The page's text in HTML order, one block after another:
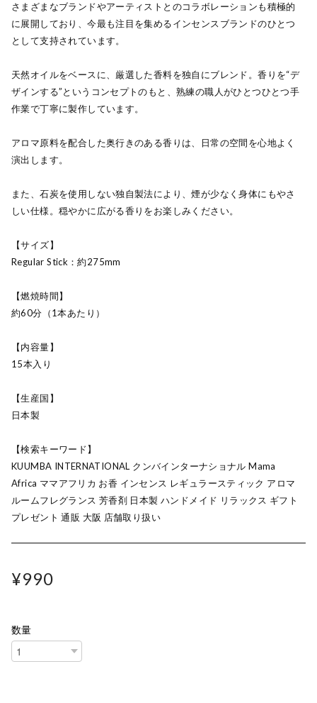
さまざまなブランドやアーティストとのコラボレーションも積極的
に展開しており、今最も注目を集めるインセンスブランドのひとつ
として支持されています。
天然オイルをベースに、厳選した香料を独自にブレンド。香りを“デ
ザインする”というコンセプトのもと、熟練の職人がひとつひとつ手
作業で丁寧に製作しています。
アロマ原料を配合した奥行きのある香りは、日常の空間を心地よく
演出します。
また、石炭を使用しない独自製法により、煙が少なく身体にもやさ
しい仕様。穏やかに広がる香りをお楽しみください。
【サイズ】
Regular Stick：約275mm
【燃焼時間】
約60分（1本あたり）
【内容量】
15本入り
【生産国】
日本製
【検索キーワード】
KUUMBA INTERNATIONAL クンバインターナショナル Mama
Africa ママアフリカ お香 インセンス レギュラースティック アロマ
ルームフレグランス 芳香剤 日本製 ハンドメイド リラックス ギフト
プレゼント 通販 大阪 店舗取り扱い
¥990
数量